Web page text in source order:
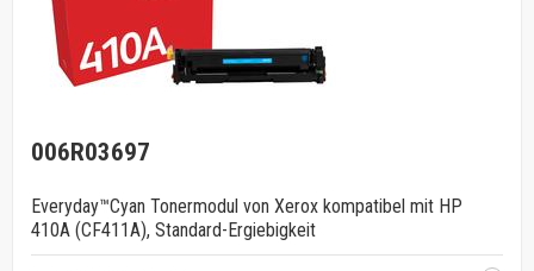
006R03697
Everyday™Cyan Tonermodul von Xerox kompatibel mit HP
410A (CF411A), Standard-Ergiebigkeit